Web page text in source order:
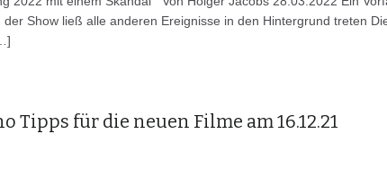
Show ließ alle anderen Ereignisse in den Hintergrund treten
Tipps für die neuen Filme am 16.12.21